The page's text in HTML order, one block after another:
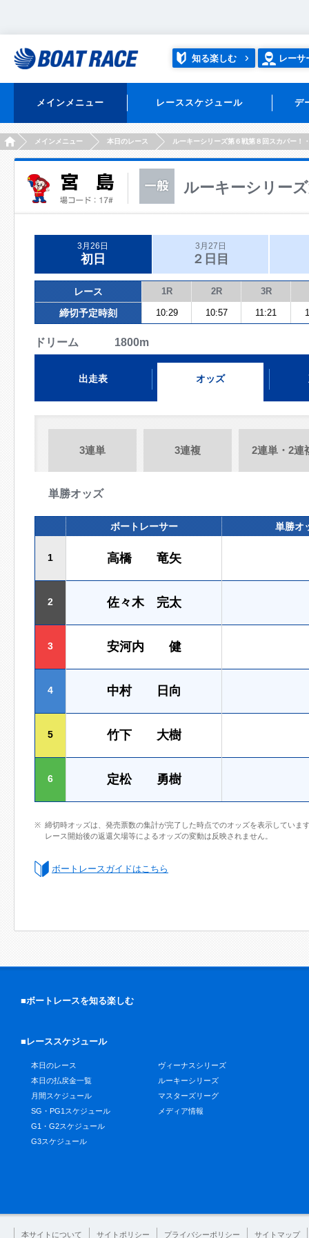
知る楽しむ レーサ
メインメニュー レーススケジュール デ
HOMEメインメニュー 本日のレース ルーキーシリーズ第６戦第８回スカパー！
ルーキーシリー
3月26日
初日
3月27日
２日目
レース 1R 2R 3R
締切予定時刻 10:29 10:57 11:21
ドリーム 1800m
出走表 オッズ
3連単 3連複 2連単・2連
単勝オッズ
ボートレーサー 単勝オ
1 高橋 竜矢
2 佐々木 完太
3 安河内 健
4 中村 日向
5 竹下 大樹
6 定松 勇樹
締切時オッズは、発売票数の集計が完了した時点でのオッズを表示していま
レース開始後の返還欠場等によるオッズの変動は反映されません。
ボートレースガイドはこちら
■ボートレースを知る楽しむ
■レーススケジュール
本日のレース
本日の払戻金一覧
月間スケジュール
SG・PG1スケジュール
G1・G2スケジュール
G3スケジュール
ヴィーナスシリーズ
ルーキーシリーズ
マスターズリーグ
メディア情報
本サイトについて サイトポリシー プライバシーポリシー サイトマップ